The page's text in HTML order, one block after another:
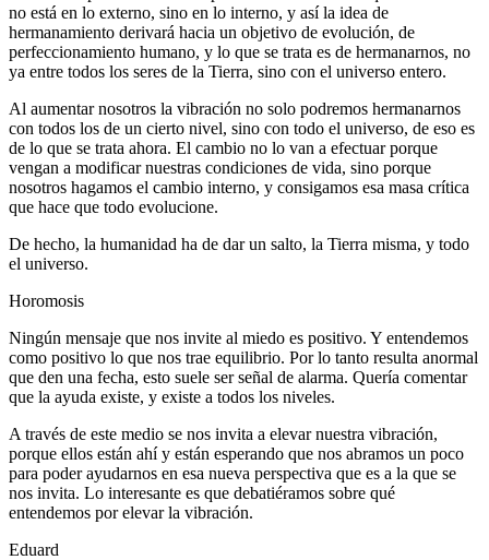
no está en lo externo, sino en lo interno, y así la idea de
hermanamiento derivará hacia un objetivo de evolución, de
perfeccionamiento humano, y lo que se trata es de hermanarnos, no
ya entre todos los seres de la Tierra, sino con el universo entero.
Al aumentar nosotros la vibración no solo podremos hermanarnos
con todos los de un cierto nivel, sino con todo el universo, de eso es
de lo que se trata ahora. El cambio no lo van a efectuar porque
vengan a modificar nuestras condiciones de vida, sino porque
nosotros hagamos el cambio interno, y consigamos esa masa crítica
que hace que todo evolucione.
De hecho, la humanidad ha de dar un salto, la Tierra misma, y todo
el universo.
Horomosis
Ningún mensaje que nos invite al miedo es positivo. Y entendemos
como positivo lo que nos trae equilibrio. Por lo tanto resulta anormal
que den una fecha, esto suele ser señal de alarma. Quería comentar
que la ayuda existe, y existe a todos los niveles.
A través de este medio se nos invita a elevar nuestra vibración,
porque ellos están ahí y están esperando que nos abramos un poco
para poder ayudarnos en esa nueva perspectiva que es a la que se
nos invita. Lo interesante es que debatiéramos sobre qué
entendemos por elevar la vibración.
Eduard